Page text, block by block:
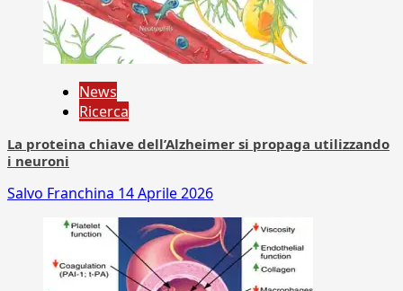
News
Ricerca
La proteina chiave dell’Alzheimer si propaga utilizzando
i neuroni
Salvo Franchina 14 Aprile 2026